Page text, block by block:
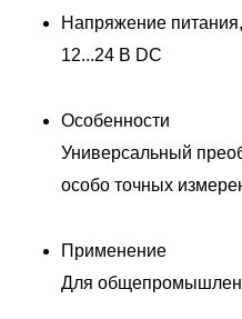
Напряжение
12...24 В DC
Особенности
Универсальный
особо точных
Применение
Для